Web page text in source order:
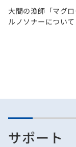
大間の漁師「マグ
ルノソナーについて
サポート